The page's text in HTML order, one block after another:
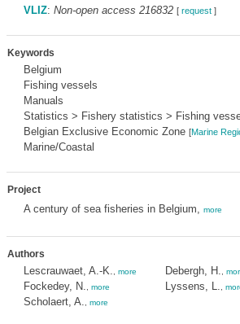
VLIZ: Non-open access 216832 [ request]
Keywords
Belgium
Fishing vessels
Manuals
Statistics > Fishery statistics > Fishing
Belgian Exclusive Economic Zone [Marine
Marine/Coastal
Project
A century of sea fisheries in Belgium, more
Authors
Lescrauwaet, A.-K. more
Fockedey, N. more
Scholaert, A. more
Debergh, H.
Lyssens, L.